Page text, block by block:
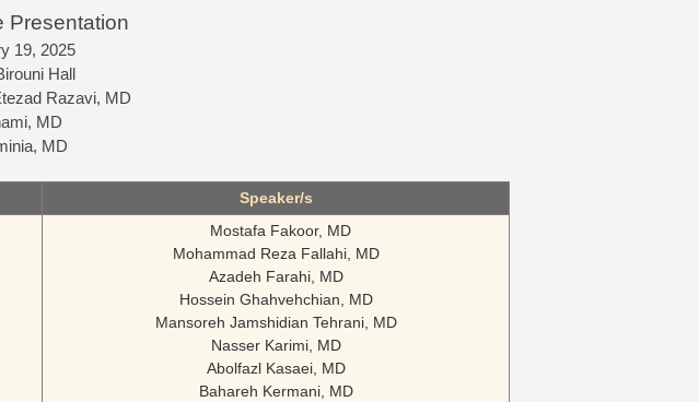
Presentation
19, 2025
Hall
Razavi, MD
MD
MD
Speaker/s
Mostafa Fakoor, MD
Mohammad Reza Fallahi, MD
Azadeh Farahi, MD
Hossein Ghahvehchian, MD
Mansoreh Jamshidian Tehrani, MD
Nasser Karimi, MD
Abolfazl Kasaei, MD
Bahareh Kermani, MD